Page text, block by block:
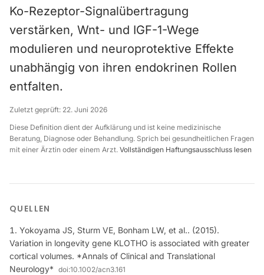
Ko-Rezeptor-Signalübertragung
verstärken, Wnt- und IGF-1-Wege
modulieren und neuroprotektive Effekte
unabhängig von ihren endokrinen Rollen
entfalten.
Zuletzt geprüft: 22. Juni 2026
Diese Definition dient der Aufklärung und ist keine medizinische
Beratung, Diagnose oder Behandlung. Sprich bei gesundheitlichen Fragen
mit einer Ärztin oder einem Arzt. Vollständigen Haftungsausschluss lesen
QUELLEN
Yokoyama JS, Sturm VE, Bonham LW, et al.. (2015).
Variation in longevity gene KLOTHO is associated with greater
cortical volumes. *Annals of Clinical and Translational
Neurology* doi:10.1002/acn3.161